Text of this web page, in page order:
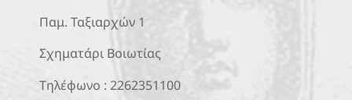
Παμ. Ταξιαρχών 1
Σχηματάρι Βοιωτίας
Τηλέφωνο : 2262351100